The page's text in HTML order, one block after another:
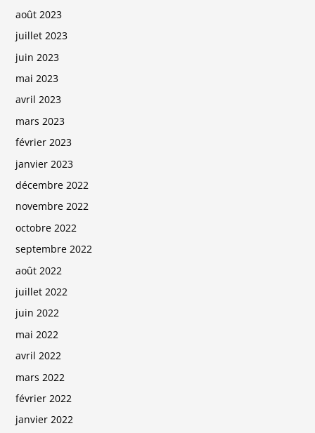
août 2023
juillet 2023
juin 2023
mai 2023
avril 2023
mars 2023
février 2023
janvier 2023
décembre 2022
novembre 2022
octobre 2022
septembre 2022
août 2022
juillet 2022
juin 2022
mai 2022
avril 2022
mars 2022
février 2022
janvier 2022